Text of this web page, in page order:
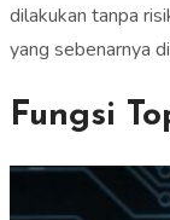
dilakukan tanpa
yang sebenarnya
Fungsi